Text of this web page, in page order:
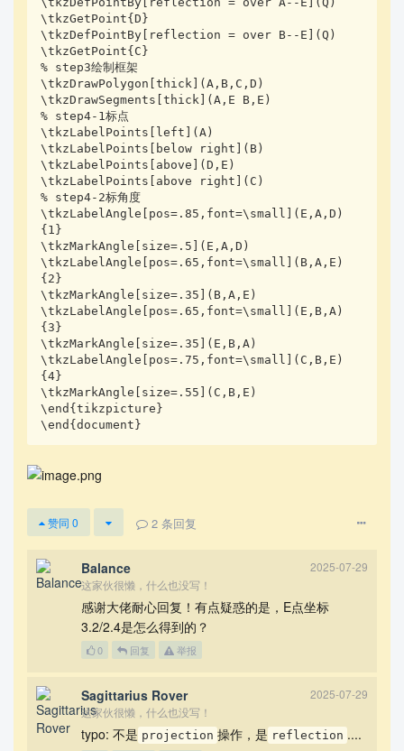
\tkzGetPoint{D}
\tkzDefPointBy[reflection = over B--E](Q)
\tkzGetPoint{C}
% step3绘制框架
\tkzDrawPolygon[thick](A,B,C,D)
\tkzDrawSegments[thick](A,E B,E)
% step4-1标点
\tkzLabelPoints[left](A)
\tkzLabelPoints[below right](B)
\tkzLabelPoints[above](D,E)
\tkzLabelPoints[above right](C)
% step4-2标角度
\tkzLabelAngle[pos=.85,font=\small](E,A,D)
{1}
\tkzMarkAngle[size=.5](E,A,D)
\tkzLabelAngle[pos=.65,font=\small](B,A,E)
{2}
\tkzMarkAngle[size=.35](B,A,E)
\tkzLabelAngle[pos=.65,font=\small](E,B,A)
{3}
\tkzMarkAngle[size=.35](E,B,A)
\tkzLabelAngle[pos=.75,font=\small](C,B,E)
{4}
\tkzMarkAngle[size=.55](C,B,E)
\end{tikzpicture}
\end{document}
赞同 0 2 条回复
Balance
2025-07-29
这家伙很懒，什么也没写！
感谢大佬耐心回复！有点疑惑的是，E点坐标
3.2/2.4是怎么得到的？
0 回复 举报
Sagittarius Rover
2025-07-29
这家伙很懒，什么也没写！
typo: 不是 projection 操作，是 reflection ....